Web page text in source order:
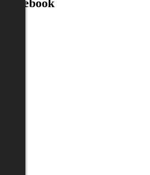
Facebook